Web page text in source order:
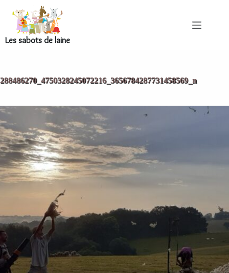
Les sabots de laine
288486270_4750328245072216_3656784287731458569_n